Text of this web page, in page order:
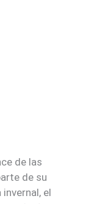
de las
de su
el